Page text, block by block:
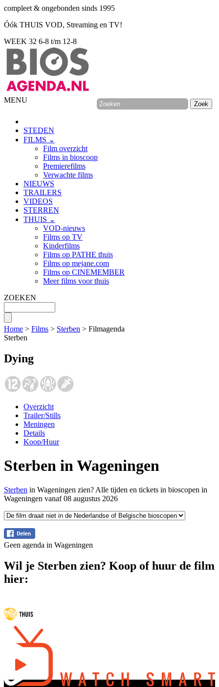
compleet & ongebonden sinds 1995
Óók THUIS VOD, Streaming en TV!
WEEK 32 6-8 t/m 12-8
MENU
STEDEN
FILMS ⌄
Film overzicht
Films in bioscoop
Premierefilms
Verwachte films
NIEUWS
TRAILERS
VIDEOS
STERREN
THUIS ⌄
VOD-nieuws
Films op TV
Kinderfilms
Films op PATHE thuis
Films op mejane.com
Films op CINEMEMBER
Meer films voor thuis
ZOEKEN
Home > Films > Sterben > Filmagenda
Sterben
Dying
Overzicht
Trailer/Stills
Meningen
Details
Koop/Huur
Sterben in Wageningen
Sterben in Wageningen zien? Alle tijden en tickets in bioscopen in
Wageningen vanaf 08 augustus 2026
Geen agenda in Wageningen
Wil je Sterben zien? Koop of huur de film
hier: